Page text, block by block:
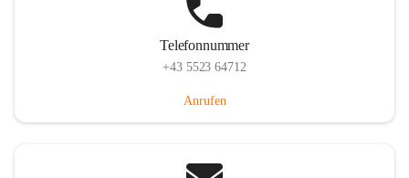
Telefonnummer
+43 5523 64712
Anrufen